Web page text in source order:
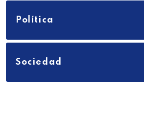
Política
Sociedad